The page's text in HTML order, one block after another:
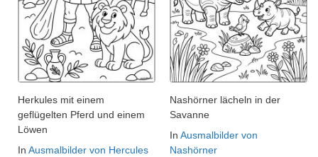
Herkules mit einem
geflügelten Pferd und einem
Löwen
In Ausmalbilder von Hercules
Nashörner lächeln in der
Savanne
In Ausmalbilder von
Nashörner